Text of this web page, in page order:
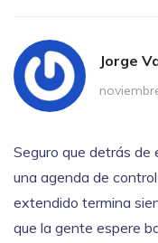
Jorge
Seguro que detrás de
una agenda de
extendido termina
que la gente espere